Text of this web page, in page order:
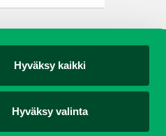
Hyväksy kaikki
Hyväksy valinta